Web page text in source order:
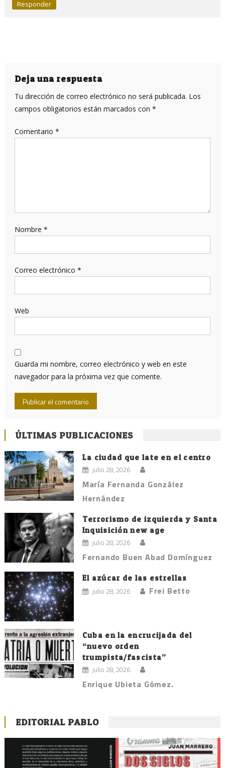
Responder
Deja una respuesta
Tu dirección de correo electrónico no será publicada. Los
campos obligatorios están marcados con *
Comentario *
Nombre *
Correo electrónico *
Web
Guarda mi nombre, correo electrónico y web en este
navegador para la próxima vez que comente.
ÚLTIMAS PUBLICACIONES
La ciudad que late en el centro
julio 28, 2026
María Fernanda González
Hernández
Terrorismo de izquierda y Santa
Inquisición new age
julio 28, 2026
Fernando Buen Abad Domínguez
El azúcar de las estrellas
julio 28, 2026 Frei Betto
Cuba en la encrucijada del
“nuevo orden
trumpista/fascista”
julio 28, 2026
Enrique Ubieta Gómez.
EDITORIAL PABLO